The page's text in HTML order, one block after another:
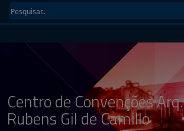
Centro de Convenções Arq.
Rubens Gil de Camillo